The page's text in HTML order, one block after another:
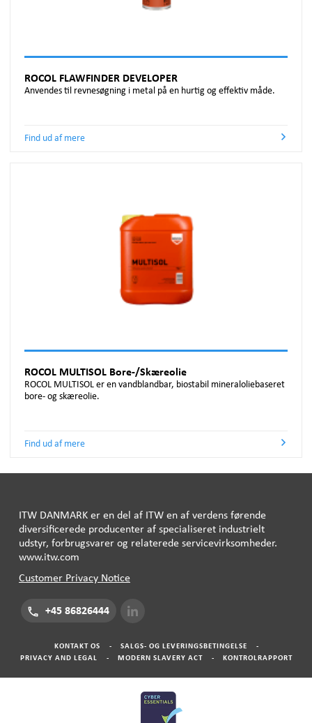
ROCOL FLAWFINDER DEVELOPER
Anvendes til revnesøgning i metal på en hurtig og effektiv måde.
Find ud af mere
ROCOL MULTISOL Bore-/Skæreolie
ROCOL MULTISOL er en vandblandbar, biostabil mineraloliebaseret
bore- og skæreolie.
Find ud af mere
ITW DANMARK er en del af ITW en af ​​verdens førende
diversificerede producenter af specialiseret industrielt
udstyr, forbrugsvarer og relaterede servicevirksomheder.
www.itw.com
Customer Privacy Notice
+45 86826444
KONTAKT OS - SALGS- OG LEVERINGSBETINGELSE
-
PRIVACY AND LEGAL
- MODERN SLAVERY ACT - KONTROLRAPPORT